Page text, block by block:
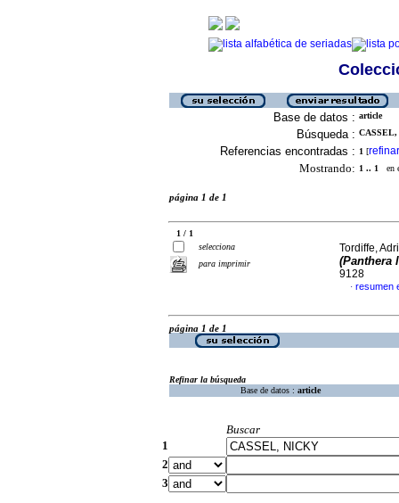
Base de datos : article
Búsqueda :
Referencias encontradas : 1 [refinar
Mostrando: 1 .. 1 en
página 1 de 1
1 / 1
selecciona
para imprimir
Tordiffe,
(Panthera
9128
· resumen
página 1 de 1
Refinar la búsqueda
Base de datos : article
Buscar
1
2
3